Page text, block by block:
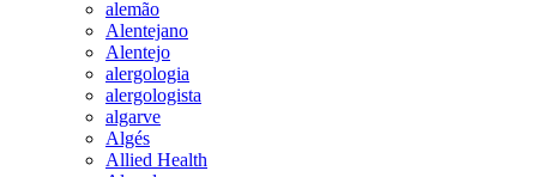
alemão
Alentejano
Alentejo
alergologia
alergologista
algarve
Algés
Allied Health